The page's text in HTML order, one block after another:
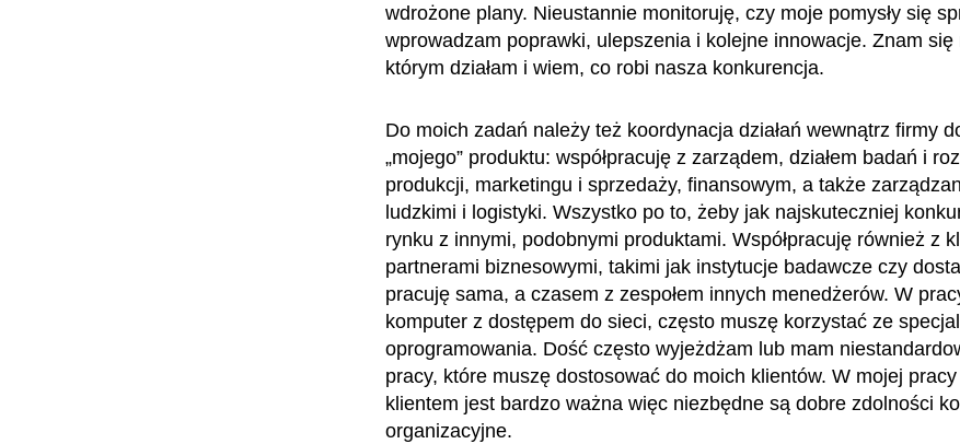
wdrożone plany. Nieustannie monitoruję, czy moje pomysły się
wprowadzam poprawki, ulepszenia i kolejne innowacje. Znam się
którym działam i wiem, co robi nasza konkurencja.
Do moich zadań należy też koordynacja działań wewnątrz firmy
„mojego” produktu: współpracuję z zarządem, działem badań i
produkcji, marketingu i sprzedaży, finansowym, a także
ludzkimi i logistyki. Wszystko po to, żeby jak najskuteczniej
rynku z innymi, podobnymi produktami. Współpracuję również z
partnerami biznesowymi, takimi jak instytucje badawcze czy
pracuję sama, a czasem z zespołem innych menedżerów. W
komputer z dostępem do sieci, często muszę korzystać ze
oprogramowania. Dość często wyjeżdżam lub mam
pracy, które muszę dostosować do moich klientów. W mojej
klientem jest bardzo ważna więc niezbędne są dobre zdolności
organizacyjne.